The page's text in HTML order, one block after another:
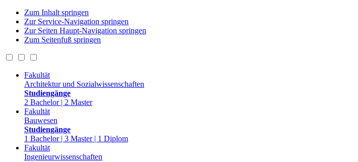
Zum Inhalt springen
Zur Service-Navigation springen
Zur Seiten Haupt-Navigation springen
Zum Seitenfuß springen
Fakultät
Architektur und Sozialwissenschaften
Studiengänge
2 Bachelor | 2 Master
Fakultät
Bauwesen
Studiengänge
1 Bachelor | 3 Master | 1 Diplom
Fakultät
Ingenieurwissenschaften